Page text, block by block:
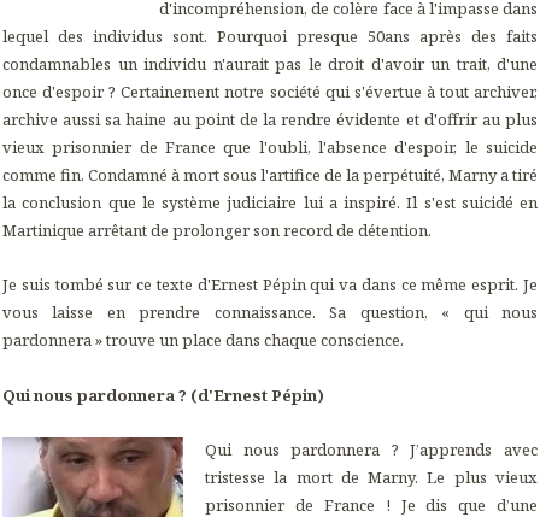
d'incompréhension, de colère face à l'impasse dans
lequel des individus sont. Pourquoi presque 50ans après des faits
condamnables un individu n'aurait pas le droit d'avoir un trait, d'une
once d'espoir ? Certainement notre société qui s'évertue à tout archiver,
archive aussi sa haine au point de la rendre évidente et d'offrir au plus
vieux prisonnier de France que l'oubli, l'absence d'espoir, le suicide
comme fin. Condamné à mort sous l'artifice de la perpétuité, Marny a tiré
la conclusion que le système judiciaire lui a inspiré. Il s'est suicidé en
Martinique arrêtant de prolonger son record de détention.
Je suis tombé sur ce texte d'Ernest Pépin qui va dans ce même esprit. Je
vous laisse en prendre connaissance. Sa question, « qui nous
pardonnera » trouve un place dans chaque conscience.
Qui nous pardonnera ? (d'Ernest Pépin)
Qui nous pardonnera ? J’apprends avec
tristesse la mort de Marny. Le plus vieux
prisonnier de France ! Je dis que d’une